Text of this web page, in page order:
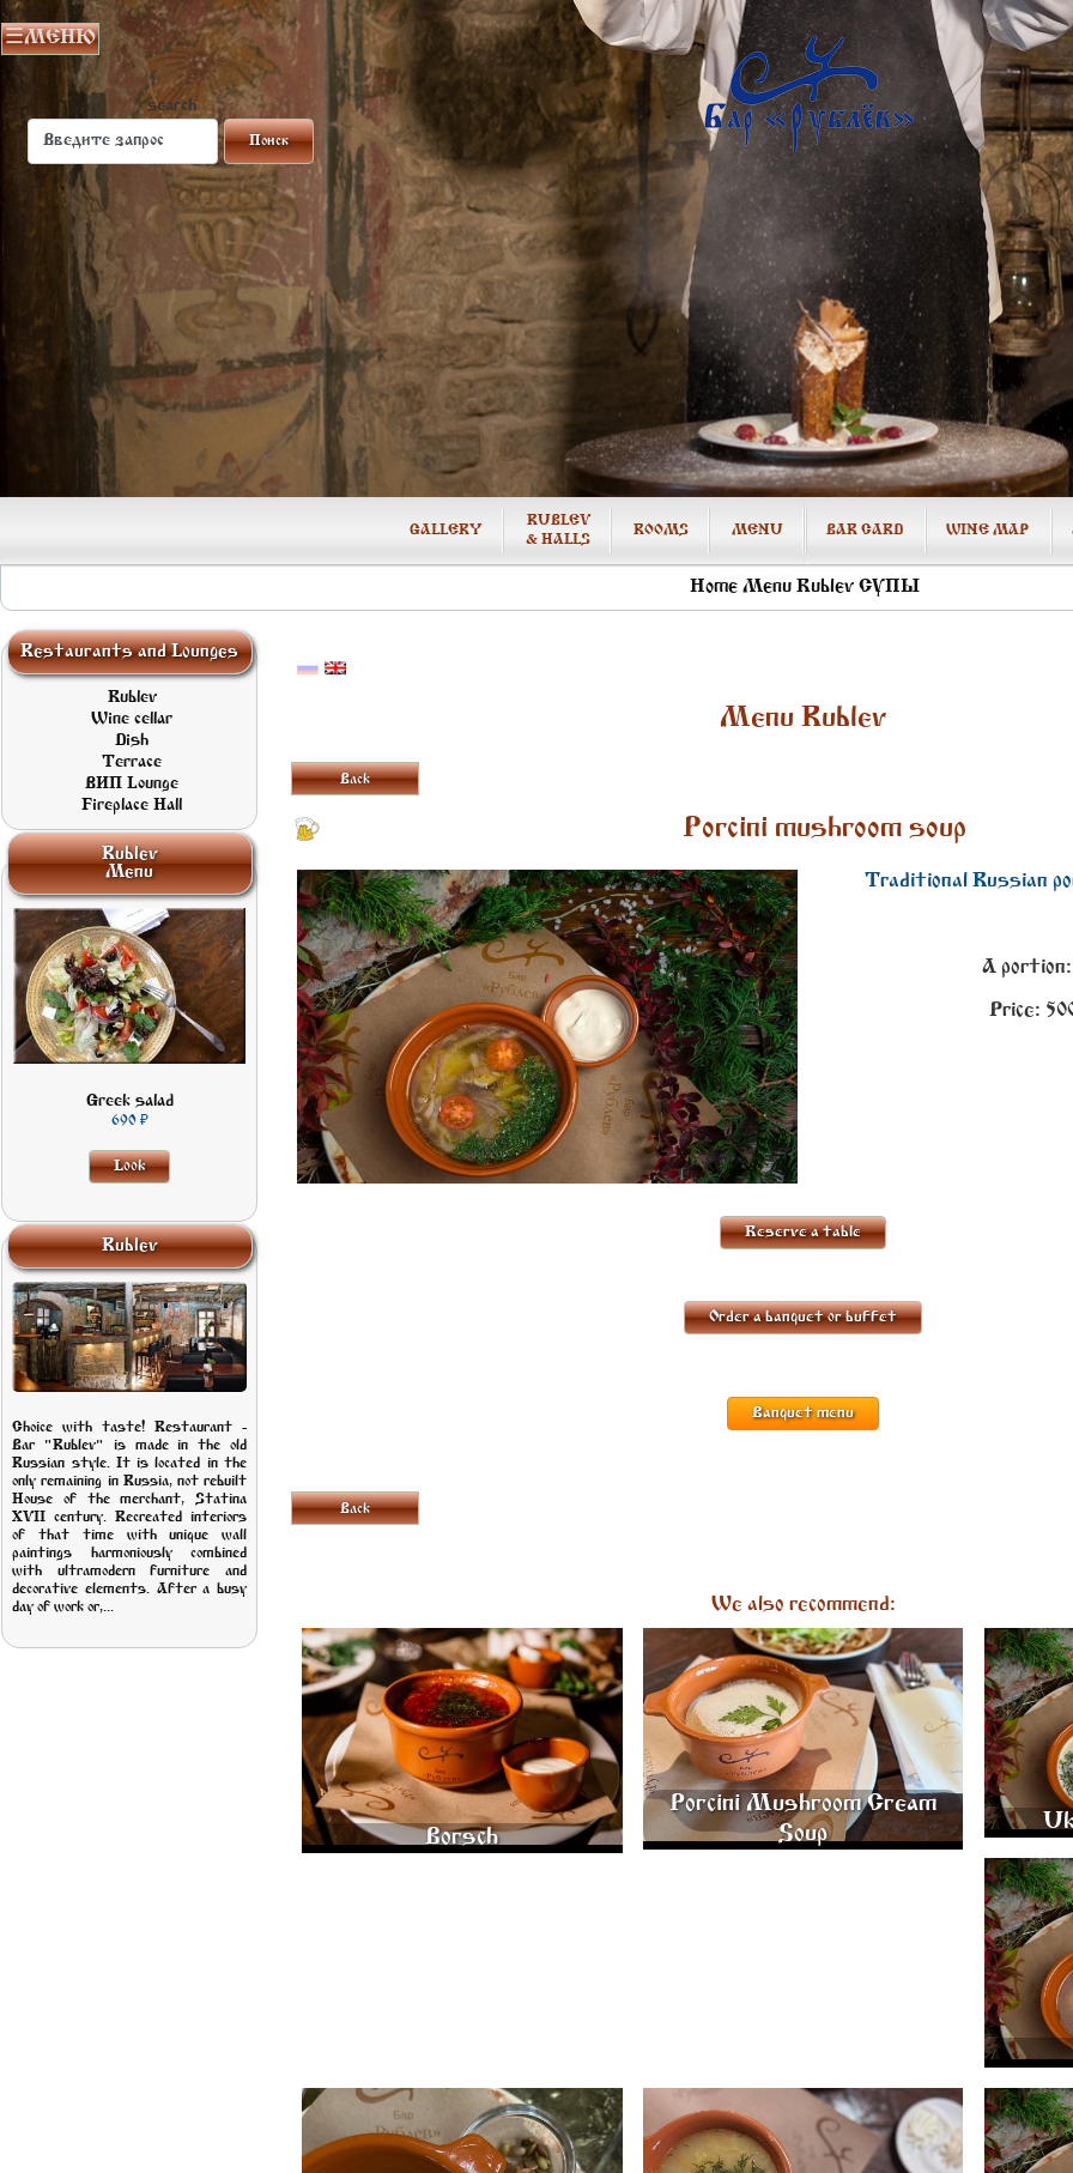
search
MENU
ROOMS
RUBLEV
& HALLS
GALLERY BAR CARD WINE MAP
Home Menu Rublev СУПЫ
Restaurants and Lounges
Rublev
Wine cellar
Dish
Terrace
ВИП Lounge
Fireplace Hall
Rublev
Menu
Greek salad
690
Look
Greek salad with
Lettuce, Fresh
vegetables, Olives
and Feta Cheese
690
LOOK
Rublev
Choice with taste! Restaurant -
Bar "Rublev" is made in the old
Russian style. It is located in the
only remaining in Russia, not rebuilt
House of the merchant, Statina
XVII century. Recreated interiors
of that time with unique wall
paintings harmoniously combined
with ultramodern furniture and
decorative elements. After a busy
day of work or,...
Menu Rublev
Back
Porcini mushroom soup
Traditional Russian
A portion:
Price:
Reserve a table
Order a banquet or buffet
Banquet menu
Back
We also recommend:
Borsch
BORSCH WITH CABBAGE AND BEEF 350 GR.
525
Porcini Mushroom Cream
Soup
PORCINI MUSHROOM CREAM SOUP 350 GR.
580
UKHA
PERCH
CHICKEN
PUMPKIN CREAM SOUP WITH ROASTED
PUMPKIN SEEDS 330 GR.
500
SOUERKRAUT SOUP WITH BEEF 350 GR.